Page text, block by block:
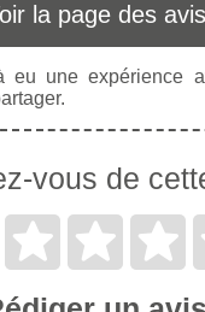
la page des avis
eu une expérience
vous de